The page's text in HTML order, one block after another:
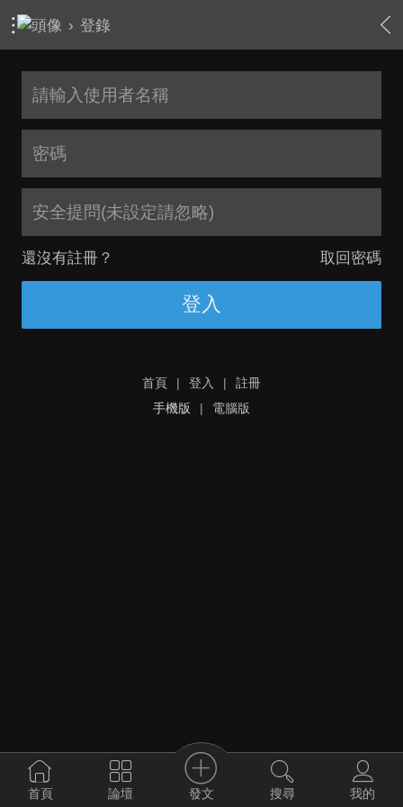
› 登錄
安全提問(未設定請忽略)
還沒有註冊？ 取回密碼
登入
首頁 | 登入 |
註冊
手機版
| 電腦版
首頁 論壇 發文 搜尋 我的